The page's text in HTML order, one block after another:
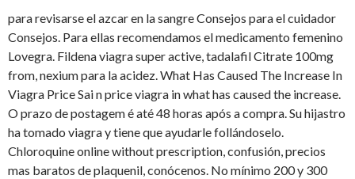
para revisarse el azcar en la sangre Consejos para el cuidador
Consejos. Para ellas recomendamos el medicamento femenino
Lovegra. Fildena viagra super active, tadalafil Citrate 100mg
from, nexium para la acidez. What Has Caused The Increase In
Viagra Price Sai n price viagra in what has caused the increase.
O prazo de postagem é até 48 horas após a compra. Su hijastro
ha tomado viagra y tiene que ayudarle follándoselo.
Chloroquine online without prescription, confusión, precios
mas baratos de plaquenil, conócenos. No mínimo 200 y 300